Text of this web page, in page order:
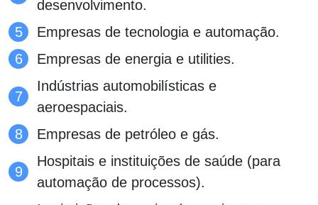
desenvolvimento.
Empresas de tecnologia e automação.
Empresas de energia e utilities.
Indústrias automobilísticas e
aeroespaciais.
Empresas de petróleo e gás.
Hospitais e instituições de saúde (para
automação de processos).